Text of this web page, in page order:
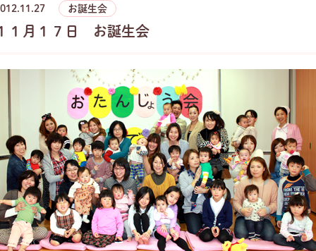
お誕生会
１月１７日 お誕生会